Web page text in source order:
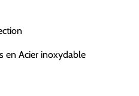
en Acier inoxydable